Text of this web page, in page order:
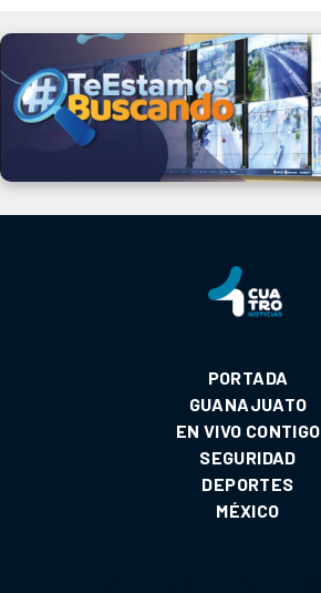
PORTADA
GUANAJUATO
EN VIVO CONTIGO
SEGURIDAD
DEPORTES
MÉXICO